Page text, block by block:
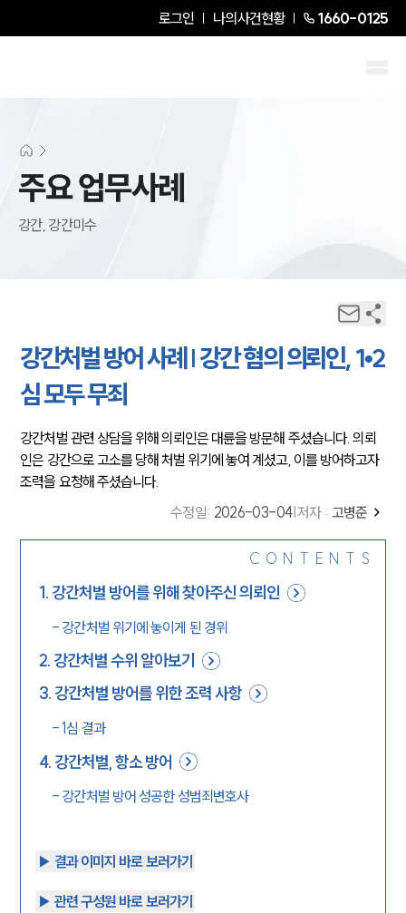
로그인 나의사건현황 1660-0125
주요 업무사례
강간, 강간미수
강간처벌 방어 사례 | 강간 혐의 의뢰인, 1•2
심 모두 무죄
강간처벌 관련 상담을 위해 의뢰인은 대륜을 방문해 주셨습니다. 의뢰
인은 강간으로 고소를 당해 처벌 위기에 놓여 계셨고, 이를 방어하고자
조력을 요청해 주셨습니다.
수정일: 2026-03-04 저자 : 고병준
CONTENTS
1. 강간처벌 방어를 위해 찾아주신 의뢰인
- 강간처벌 위기에 놓이게 된 경위
2. 강간처벌 수위 알아보기
3. 강간처벌 방어를 위한 조력 사항
-1심 결과
4. 강간처벌, 항소 방어
- 강간처벌 방어 성공한 성범죄변호사
▶︎ 결과 이미지 바로 보러가기
▶︎ 관련 구성원 바로 보러가기